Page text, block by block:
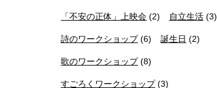
「不安の正体」上映会 (2) 自立生活(3)
詩のワークショップ(6) 誕生日 (2)
歌のワークショップ(8)
すごろくワークショップ(3)